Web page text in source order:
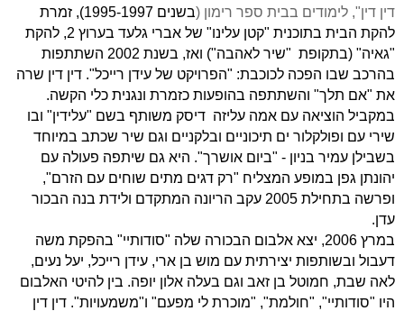
דין דין", לימודים בבית ספר רימון (
בשנים 1995-1997), זמרת
להקת הבית בתוכנית "קטן עלינו" של אברי גלעד בערוץ 2, להקת
"גאיה" (בתקופת "שיר לאהבה") ואז, בשנת 2002 השתתפות
בהרכב שבו הפכה לכוכבת: "הפרויקט של עידן רייכל". דין דין שרה
את "אם תלך" והשתתפה בהופעות כזמרת ונגנית כלי הקשה.
במקביל הוציאה עם אמה עליזה דיסק משותף בשם "עלידין" ובו
שירי עם ופולקלור ים תיכוניים ובלקניים וגם שיר שכתב במיוחד
בשבילן עמיר בניון - "ביום אושרך". היא גם שיתפה פעולה עם
יהונתן גפן במופע המצליח "רק דגים מתים שוחים עם הזרם",
ופרשה בתחילת 2005 עקב הריונה המתקדם ולידת בנה הבכור
עדן.
במרץ 2006, יצא אלבום הבכורה שלה "סודותיי" בהפקת משה
דעבול ובשותפות יצירתית עם מוש בן ארי, עידן רייכל, יעל נעים,
לאה שבת, חמוטל בן זאב וגם בעלה אלון יופה. בין להיטי האלבום
היו "סודותיי", "חולמת", "מוכרת לי מפעם" ו"משמעויות". דין דין